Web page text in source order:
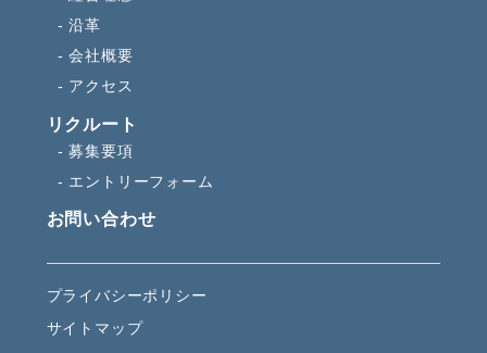
沿革
会社概要
アクセス
リクルート
募集要項
エントリーフォーム
お問い合わせ
プライバシーポリシー
サイトマップ